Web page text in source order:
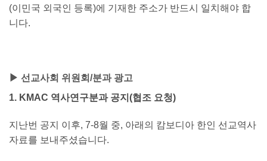
(이민국 외국인 등록)에 기재한 주소가 반드시 일치해야 합
니다.
▶ 선교사회 위원회/분과 광고
1. KMAC 역사연구분과 공지(협조 요청)
지난번 공지 이후, 7-8월 중, 아래의 캄보디아 한인 선교역사
자료를 보내주셨습니다.